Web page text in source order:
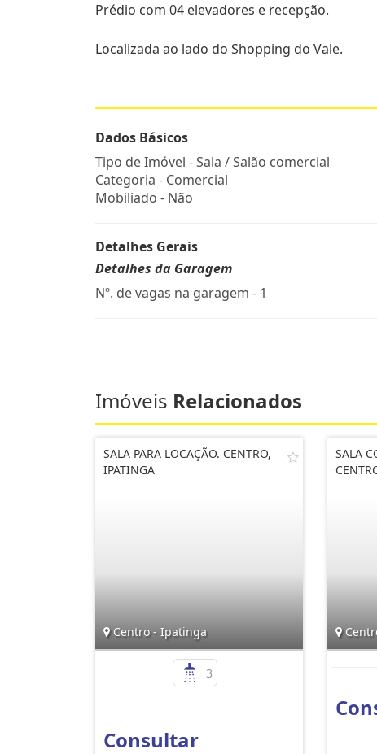
Prédio com 04 elevadores e recepção.
Localizada ao lado do Shopping do Vale.
Dados Básicos
Tipo de Imóvel - Sala / Salão comercial
Categoria - Comercial
Mobiliado - Não
Detalhes Gerais
Detalhes da Garagem
Nº. de vagas na garagem - 1
Imóveis Relacionados
SALA PARA LOCAÇÃO. CENTRO,
IPATINGA
Centro - Ipatinga
3
Consultar
SALA